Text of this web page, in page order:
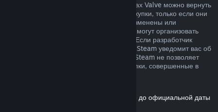
Средства за внутриигровые товары в играх Valve можно вернуть
в течение сорока восьми часов после покупки, только если они
не были безвозвратно израсходованы, изменены или
перенесены. Другие разработчики также могут организовать
возвраты подобного рода в своих играх. Если разработчик
позволяет вернуть деньги за эти товары, Steam уведомит вас об
этом при покупке. В остальных случаях, Steam не позволяет
вернуть средства за внутриигровые покупки, совершенные в
Возврат средств за игры, приобретённые до официальной даты